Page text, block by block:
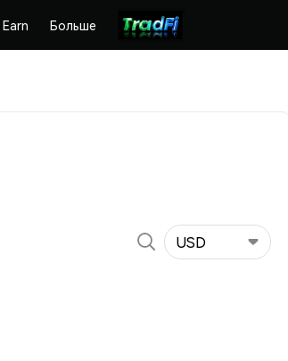
Earn Больше
USD